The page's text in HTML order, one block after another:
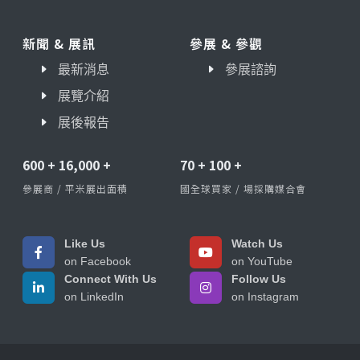
新聞 & 展訊
最新消息
展覽介紹
展後報告
參展 & 參觀
參展諮詢
600 + 16,000 +
參展商 / 平米展出面積
70 + 100 +
國全球買家 / 場採購媒合會
Like Us
on Facebook
Watch Us
on YouTube
Connect With Us
on LinkedIn
Follow Us
on Instagram